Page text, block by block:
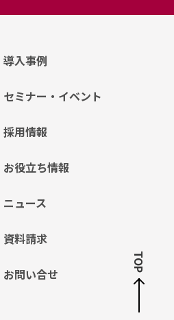
導入事例
セミナー・イベント
採用情報
お役立ち情報
ニュース
資料請求
お問い合せ
TOP